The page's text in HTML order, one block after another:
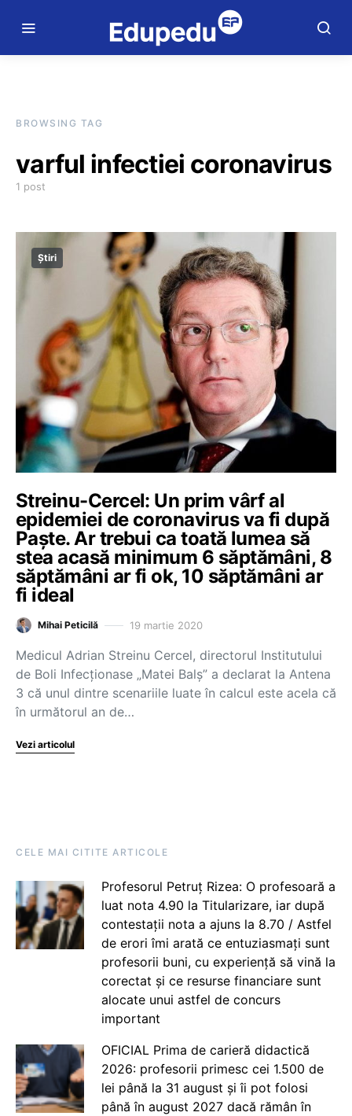
BROWSING TAG
varful infectiei coronavirus
1 post
Știri
Streinu-Cercel: Un prim vârf al
epidemiei de coronavirus va fi după
Paște. Ar trebui ca toată lumea să
stea acasă minimum 6 săptămâni, 8
săptămâni ar fi ok, 10 săptămâni ar
fi ideal
Mihai Peticilă 19 martie 2020
Medicul Adrian Streinu Cercel, directorul Institutului
de Boli Infecționase „Matei Balș” a declarat la Antena
3 că unul dintre scenariile luate în calcul este acela că
în următorul an de…
Vezi articolul
CELE MAI CITITE ARTICOLE
Profesorul Petruț Rizea: O profesoară a
luat nota 4.90 la Titularizare, iar după
contestații nota a ajuns la 8.70 / Astfel
de erori îmi arată ce entuziasmați sunt
profesorii buni, cu experiență să vină la
corectat și ce resurse financiare sunt
alocate unui astfel de concurs
important
OFICIAL Prima de carieră didactică
2026: profesorii primesc cei 1.500 de
lei până la 31 august și îi pot folosi
până în august 2027 dacă rămân în